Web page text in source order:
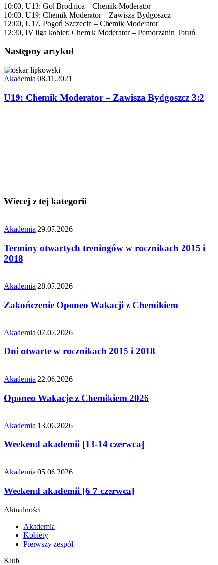
10:00, U13: Gol Brodnica – Chemik Moderator
10:00, U19: Chemik Moderator – Zawisza Bydgoszcz
12:00, U17, Pogoń Szczecin – Chemik Moderator
12:30, IV liga kobiet: Chemik Moderator – Pomorzanin Toruń
Następny artykuł
Akademia 08.11.2021
U19: Chemik Moderator – Zawisza Bydgoszcz 3:2
Więcej z tej kategorii
Akademia 29.07.2026
Terminy otwartych treningów w rocznikach 2015 i
2018
Akademia 28.07.2026
Zakończenie Oponeo Wakacji z Chemikiem
Akademia 07.07.2026
Dni otwarte w rocznikach 2015 i 2018
Akademia 22.06.2026
Oponeo Wakacje z Chemikiem 2026
Akademia 13.06.2026
Weekend akademii [13-14 czerwca]
Akademia 05.06.2026
Weekend akademii [6-7 czerwca]
Aktualności
Akademia
Kobiety
Pierwszy zespół
Klub